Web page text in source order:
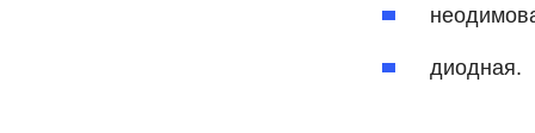
диодная.